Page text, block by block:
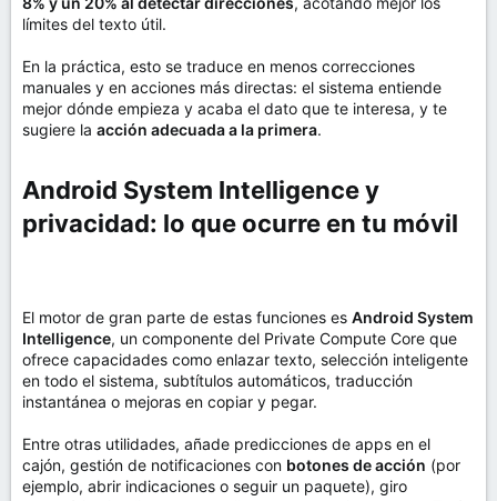
límites del texto útil.
En la práctica, esto se traduce en menos correcciones
manuales y en acciones más directas: el sistema entiende
mejor dónde empieza y acaba el dato que te interesa, y te
sugiere la acción adecuada a la primera.
Android System Intelligence y
privacidad: lo que ocurre en tu móvil​
El motor de gran parte de estas funciones es Android System
Intelligence, un componente del Private Compute Core que
ofrece capacidades como enlazar texto, selección inteligente
en todo el sistema, subtítulos automáticos, traducción
instantánea o mejoras en copiar y pegar.
Entre otras utilidades, añade predicciones de apps en el
cajón, gestión de notificaciones con botones de acción (por
ejemplo, abrir indicaciones o seguir un paquete), giro